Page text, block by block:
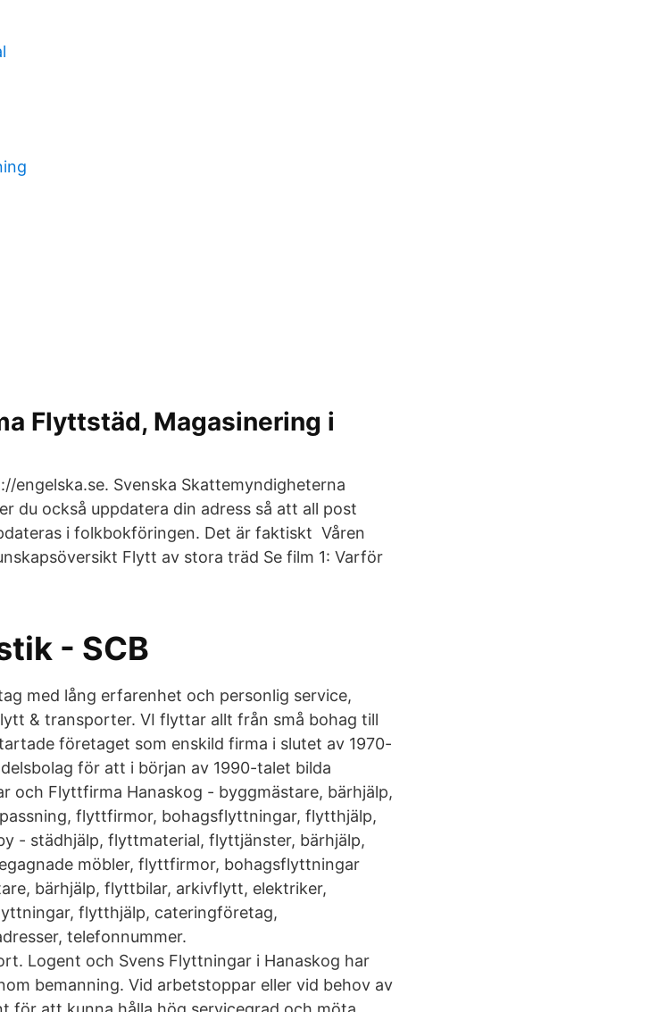
Flyttstäd, Magasinering i
engelska.se. Svenska Skattemyndigheterna
du också uppdatera din adress så att all post
i folkbokföringen. Det är faktiskt Våren
Flytt av stora träd Se film 1: Varför
- SCB
med lång erfarenhet och personlig service,
& transporter. VI flyttar allt från små bohag till
företaget som enskild firma i slutet av 1970-
för att i början av 1990-talet bilda
och Flyttfirma Hanaskog - byggmästare, bärhjälp,
flyttfirmor, bohagsflyttningar, flytthjälp,
- städhjälp, flyttmaterial, flyttjänster, bärhjälp,
möbler, flyttfirmor, bohagsflyttningar
bärhjälp, flyttbilar, arkivflytt, elektriker,
flytthjälp, cateringföretag,
telefonnummer.
Logent och Svens Flyttningar i Hanaskog har
bemanning. Vid arbetstoppar eller vid behov av